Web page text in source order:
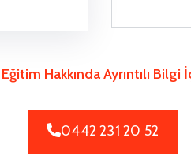
Eğitim Hakkında Ayrıntılı Bilgi
0442 231 20 52